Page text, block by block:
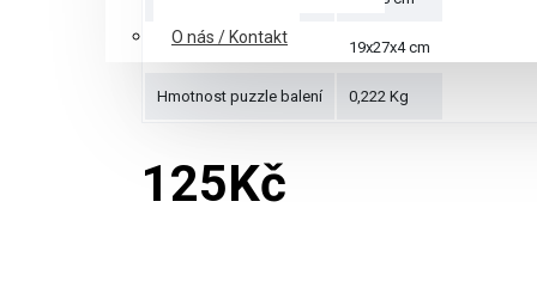
O nás / Kontakt
Rozměry krabice 19x27x4 cm
Hmotnost puzzle balení 0,222 Kg
125Kč